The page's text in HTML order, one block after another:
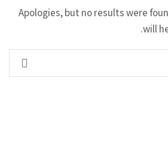
Apologies, but no results were
will